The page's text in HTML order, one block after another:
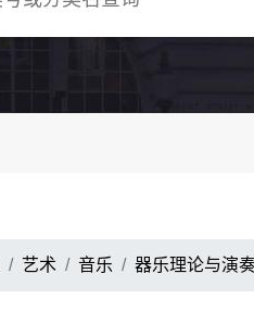
艺术 音乐 器乐理论与演